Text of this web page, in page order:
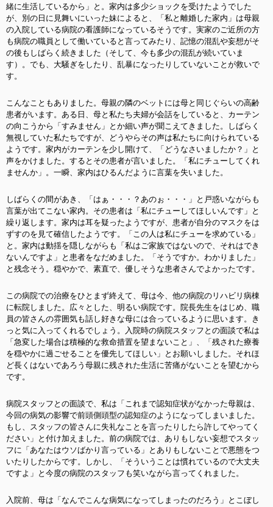
緒に生活しているから」と。家内は多少ショックを受けたようでした
が、別の日に見舞いにいった妹によると、「私と離婚した家内」は母親
の入院している病院の看護師になっているそうです。実家のご近所の方
も病院の職員として働いていると言ってみたり、記憶の混乱や妄想がそ
の後もしばらく続きました（そして、今も多少の混乱が続いていま
す）。でも、大騒ぎをしたり、乱暴になったりしていないことが救いで
す。
こんなこともありました。母親の隣のベットには母と同じぐらいの高齢
患者がいます。ある日、母と私たち夫婦が会話をしていると、カーテン
の向こうから「すみません」とか細い声が聞こえてきました。しばらく
無視していた私たちですが、どうやらその声は私たちに向けられている
ようです。家内がカーテンを少し開けて、「どうなさいましたか？」と
声をかけました。するとその患者が言いました。「私にチューしてくれ
ませんか」。一瞬、家内はひるんだように言葉を失いました。
しばらくの間があき、「はぁ・・・？あのぉ・・・」と戸惑いながらも
言葉が出てこない家内。その患者は「私にチューしてほしいんです」と
繰り返します。家内は耳を疑ったようですが、患者が自分のマスクをは
ずすのを見て確信したようです。「この人は私にチューを求めている」
と。家内は動揺を隠しながらも「私はご家族ではないので、それはでき
ないんですよ」と患者をなだめました。「そうですか。わかりました」
と残念そう。穏やかで、素直で、優しそうな患者さんでよかったです。
この病院での治療をひとまず終えて、母は今、他の病院のリハビリ病棟
に転院しました。広々とした、明るい病院です。院長先生をはじめ、職
員の皆さんの雰囲気も話し好きな母には合っているように思います。き
っと気に入ってくれるでしょう。入院時の病院スタッフとの面談で私は
「急変した場合は積極的な救命措置を望まないこと」、「残された療養
を穏やかに過ごせることを優先してほしい」とお願いしました。それほ
ど長くはないであろう母親に残された生活に苦痛がないことを望むから
です。
病院スタッフとの面談で、私は「これまで認知症状がなかった母親は、
今回の病気の影響で前頭側頭型の認知症のようになってしまいました。
もし、スタッフの皆さんに失礼なことを言ったりしたら許してやってく
ださい」と付け加えました。前の病院では、ありもしない妄想でスタッ
フに「あなたはウソばかり言っている」とありもしないことで悪態をつ
いたりしたからです。しかし、「そういうことは慣れているので大丈夫
ですよ」と今度の病院のスタッフも笑いながら言ってくれました。
入院前、母は「なんでこんな病気になってしまったのだろう」とこぼし